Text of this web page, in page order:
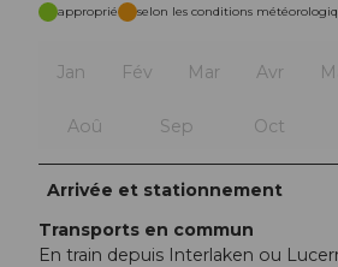
approprié selon les conditions
Jan Fév Mar Avr
Aoû Sep Oct
Arrivée et stationnement
Transports en commun
En train depuis Interlaken ou